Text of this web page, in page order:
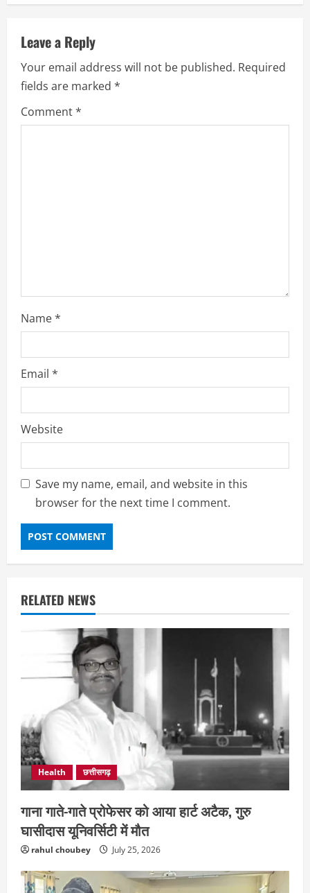
Leave a Reply
Your email address will not be published. Required
fields are marked *
Comment*
Name*
Email *
Website
Save my name, email, and website in this
browser for the next time I comment.
RELATED NEWS
Health छत्तीसगढ़
गाना गाते-गाते प्रोफेसर को आया हार्ट अटैक, गुरु
घासीदास यूनिवर्सिटी में मौत
rahul choubey July 25, 2026